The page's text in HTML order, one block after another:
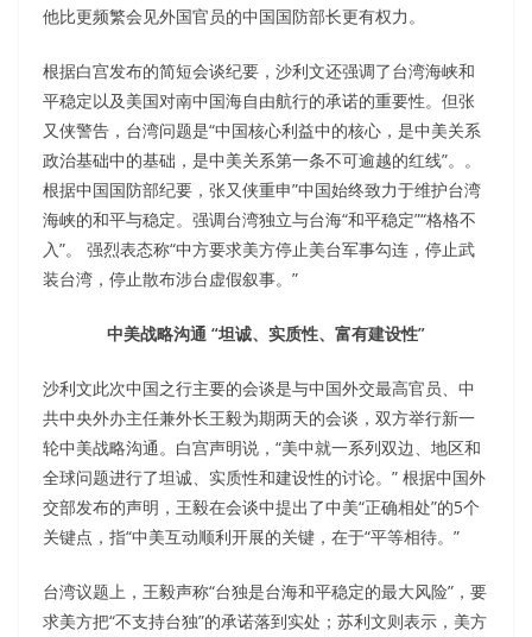
他比更频繁会见外国官员的中国国防部长更有权力。
根据白宫发布的简短会谈纪要，沙利文还强调了台湾海峡和
平稳定以及美国对南中国海自由航行的承诺的重要性。但张
又侠警告，台湾问题是“中国核心利益中的核心，是中美关系
政治基础中的基础，是中美关系第一条不可逾越的红线”。。
根据中国国防部纪要，张又侠重申”中国始终致力于维护台湾
海峡的和平与稳定。强调台湾独立与台海“和平稳定”“格格不
入”。 强烈表态称“中方要求美方停止美台军事勾连，停止武
装台湾，停止散布涉台虚假叙事。”
中美战略沟通 “坦诚、实质性、富有建设性”
沙利文此次中国之行主要的会谈是与中国外交最高官员、中
共中央外办主任兼外长王毅为期两天的会谈，双方举行新一
轮中美战略沟通。白宫声明说，“美中就一系列双边、地区和
全球问题进行了坦诚、实质性和建设性的讨论。” 根据中国外
交部发布的声明，王毅在会谈中提出了中美“正确相处”的5个
关键点，指“中美互动顺利开展的关键，在于“平等相待。”
台湾议题上，王毅声称“台独是台海和平稳定的最大风险”，要
求美方把“不支持台独”的承诺落到实处；苏利文则表示，美方